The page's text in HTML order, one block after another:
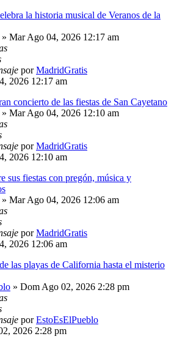
la historia musical de Veranos de la
» Mar Ago 04, 2026 12:17 am
porMadridGratis
2026 12:17 am
concierto de las fiestas de San Cayetano
» Mar Ago 04, 2026 12:10 am
porMadridGratis
2026 12:10 am
sus fiestas con pregón, música y
» Mar Ago 04, 2026 12:06 am
porMadridGratis
2026 12:06 am
las playas de California hasta el misterio
» Dom Ago 02, 2026 2:28 pm
porEstoEsElPueblo
2026 2:28 pm